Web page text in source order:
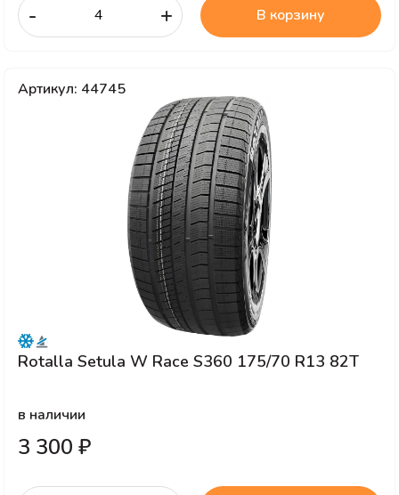
- + В корзину
Артикул: 44745
Rotalla Setula W Race S360 175/70 R13 82T
в наличии
3 300 ₽